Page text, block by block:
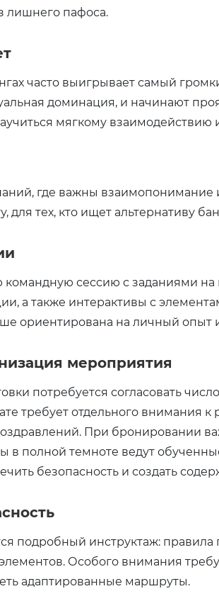
лишнего пафоса.
часто выигрывает самый
доминация, и начинают
мягкому взаимодействию
где важны
для тех, кто ищет альтернативу
сессию с заданиями
а также интерактивы с
ориентирована на личный опыт
мероприятия
потребуется согласовать
требует отдельного внимания
При бронировании
в полной темноте ведут
безопасность и создать
подробный инструктаж: правила
Особого внимания
адаптированные маршруты.